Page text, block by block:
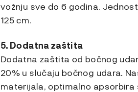
vožnju sve do 6 godina.
125 cm.
5. Dodatna zaštita
Dodatna zaštita od bočnog
20% u slučaju bočnog udara.
materijala, optimalno apsorbira